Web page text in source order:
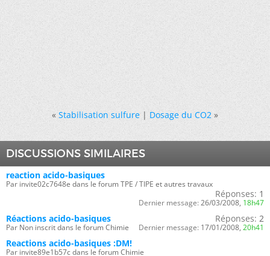
« Stabilisation sulfure|Dosage du CO2 »
DISCUSSIONS SIMILAIRES
reaction acido-basiques
Par invite02c7648e dans le forum TPE / TIPE et autres travaux
Réponses: 1
Dernier message: 26/03/2008, 18h47
Réactions acido-basiques
Par Non inscrit dans le forum Chimie
Réponses: 2
Dernier message: 17/01/2008, 20h41
Reactions acido-basiques :DM!
Par invite89e1b57c dans le forum Chimie